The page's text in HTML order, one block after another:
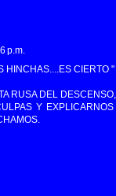
p.m.
HINCHAS....ES CIERTO
RUSA DEL
Y